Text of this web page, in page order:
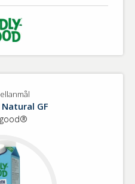
GF